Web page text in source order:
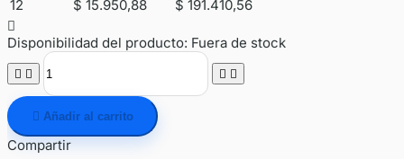
12
$ 15.950,88
$ 191.410,56

Disponibilidad del producto: Fuera de stock
   
 Añadir al carrito
Compartir